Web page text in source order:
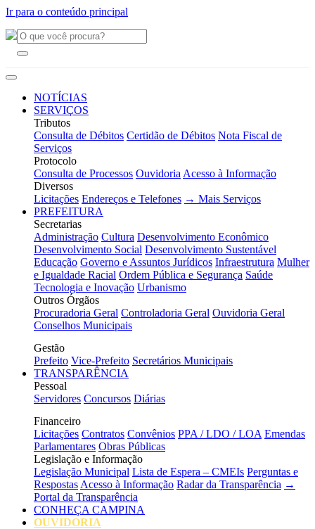
Ir para o conteúdo principal
NOTÍCIAS
SERVIÇOS
Tributos
Consulta de Débitos Certidão de Débitos Nota Fiscal de
Serviços
Protocolo
Consulta de Processos Ouvidoria Acesso à Informação
Diversos
Licitações Endereços e Telefones → Mais Serviços
PREFEITURA
Secretarias
Administração Cultura Desenvolvimento Econômico
Desenvolvimento Social Desenvolvimento Sustentável
Educação Governo e Assuntos Jurídicos Infraestrutura Mulher
e Igualdade Racial Ordem Pública e Segurança Saúde
Tecnologia e Inovação Urbanismo
Outros Órgãos
Procuradoria Geral Controladoria Geral Ouvidoria Geral
Conselhos Municipais
Gestão
Prefeito Vice-Prefeito Secretários Municipais
TRANSPARÊNCIA
Pessoal
Servidores Concursos Diárias
Financeiro
Licitações Contratos Convênios PPA / LDO / LOA Emendas
Parlamentares Obras Públicas
Legislação e Informação
Legislação Municipal Lista de Espera – CMEIs Perguntas e
Respostas Acesso à Informação Radar da Transparência →
Portal da Transparência
CONHEÇA CAMPINA
OUVIDORIA